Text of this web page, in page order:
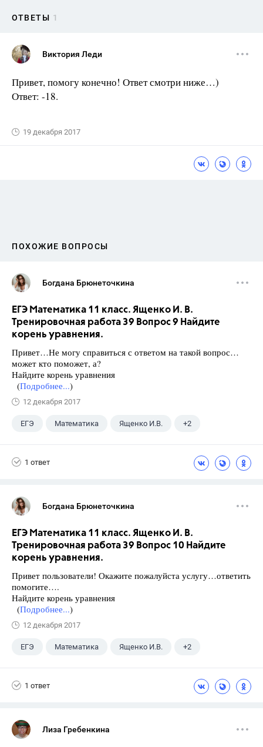
ОТВЕТЫ 1
Виктория Леди
Привет, помогу конечно! Ответ смотри ниже…)
Ответ: -18.
19 декабря 2017
ПОХОЖИЕ ВОПРОСЫ
Богдана Брюнеточкина
ЕГЭ Математика 11 класс. Ященко И. В.
Тренировочная работа 39 Вопрос 9 Найдите
корень уравнения.
Привет…Не могу справиться с ответом на такой вопрос…
может кто поможет, а?
Найдите корень уравнения
(Подробнее...)
12 декабря 2017
ЕГЭ Математика Ященко И.В. +2
1 ответ
Богдана Брюнеточкина
ЕГЭ Математика 11 класс. Ященко И. В.
Тренировочная работа 39 Вопрос 10 Найдите
корень уравнения.
Привет пользователи! Окажите пожалуйста услугу…ответить
помогите….
Найдите корень уравнения
(Подробнее...)
12 декабря 2017
ЕГЭ Математика Ященко И.В. +2
1 ответ
Лиза Гребенкина